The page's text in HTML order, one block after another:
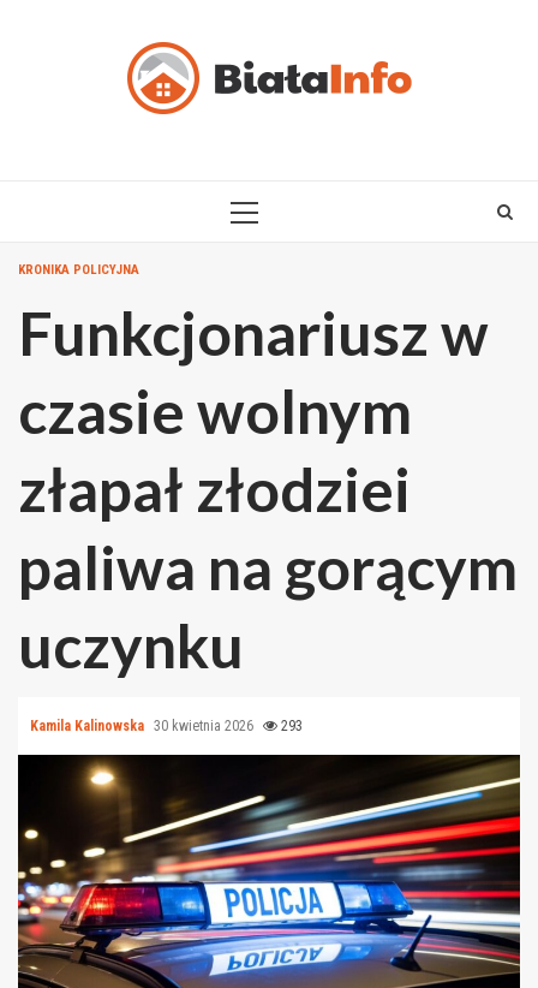
PRIMARY
KRONIKA POLICYJNA
Funkcjonariusz w
czasie wolnym
złapał złodziei
paliwa na gorącym
uczynku
Kamila Kalinowska 30 kwietnia 2026 293